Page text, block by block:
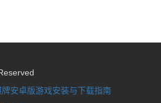
安卓版游戏安装与下载指南